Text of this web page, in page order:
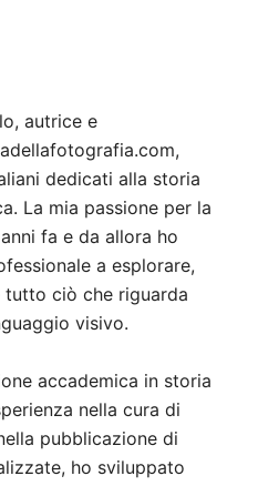
autrice e
dedicati alla storia
La mia passione per la
fa e da allora ho
a esplorare,
ciò che riguarda
visivo.
accademica in storia
nella cura di
pubblicazione di
ho sviluppato